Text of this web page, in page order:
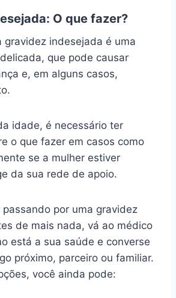
O que fazer?
gravidez indesejada é uma
que pode causar
e, em alguns casos,
idade, é necessário ter
o que fazer em casos como
se a mulher estiver
da sua rede de apoio.
passando por uma gravidez
de mais nada, vá ao médico
está a sua saúde e converse
próximo, parceiro ou familiar.
você ainda pode: